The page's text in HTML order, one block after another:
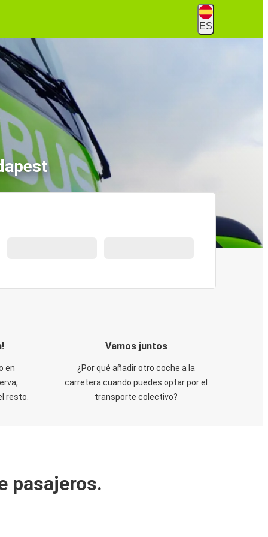
ES
en
resto.
Vamos juntos
¿Por qué añadir otro coche a la
carretera cuando puedes optar por el
transporte colectivo?
pasajeros.